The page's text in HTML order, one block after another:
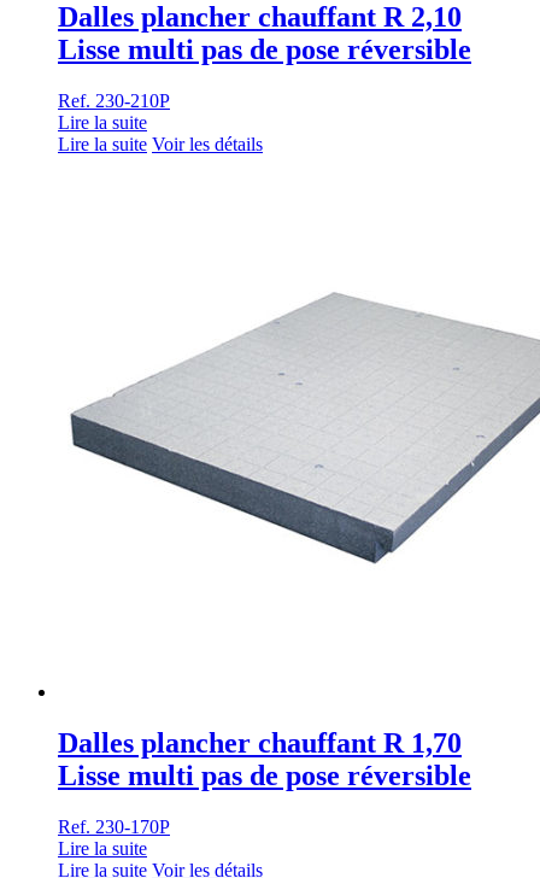
Dalles plancher chauffant R 2,10
Lisse multi pas de pose réversible
Ref. 230-210P
Lire la suite
Lire la suite Voir les détails
Dalles plancher chauffant R 1,70
Lisse multi pas de pose réversible
Ref. 230-170P
Lire la suite
Lire la suite Voir les détails